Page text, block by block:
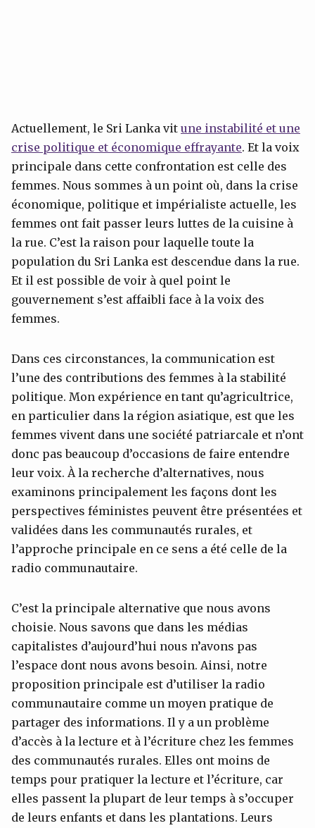
Actuellement, le Sri Lanka vit une instabilité et une
crise politique et économique effrayante. Et la voix
principale dans cette confrontation est celle des
femmes. Nous sommes à un point où, dans la crise
économique, politique et impérialiste actuelle, les
femmes ont fait passer leurs luttes de la cuisine à
la rue. C’est la raison pour laquelle toute la
population du Sri Lanka est descendue dans la rue.
Et il est possible de voir à quel point le
gouvernement s’est affaibli face à la voix des
femmes.
Dans ces circonstances, la communication est
l’une des contributions des femmes à la stabilité
politique. Mon expérience en tant qu’agricultrice,
en particulier dans la région asiatique, est que les
femmes vivent dans une société patriarcale et n’ont
donc pas beaucoup d’occasions de faire entendre
leur voix. À la recherche d’alternatives, nous
examinons principalement les façons dont les
perspectives féministes peuvent être présentées et
validées dans les communautés rurales, et
l’approche principale en ce sens a été celle de la
radio communautaire.
C’est la principale alternative que nous avons
choisie. Nous savons que dans les médias
capitalistes d’aujourd’hui nous n’avons pas
l’espace dont nous avons besoin. Ainsi, notre
proposition principale est d’utiliser la radio
communautaire comme un moyen pratique de
partager des informations. Il y a un problème
d’accès à la lecture et à l’écriture chez les femmes
des communautés rurales. Elles ont moins de
temps pour pratiquer la lecture et l’écriture, car
elles passent la plupart de leur temps à s’occuper
de leurs enfants et dans les plantations. Leurs